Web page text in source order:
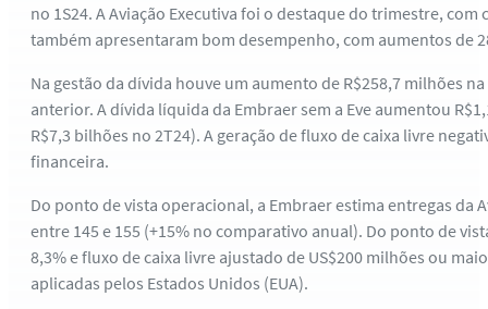
no 1S24. A Aviação Executiva foi o destaque do trimestre,
também apresentaram bom desempenho, com aumentos de
Na gestão da dívida houve um aumento de R$258,7 milhões
anterior. A dívida líquida da Embraer sem a Eve aumentou
R$7,3 bilhões no 2T24). A geração de fluxo de caixa livre
financeira.
Do ponto de vista operacional, a Embraer estima entregas da
entre 145 e 155 (+15% no comparativo anual). Do ponto de
8,3% e fluxo de caixa livre ajustado de US$200 milhões ou
aplicadas pelos Estados Unidos (EUA).